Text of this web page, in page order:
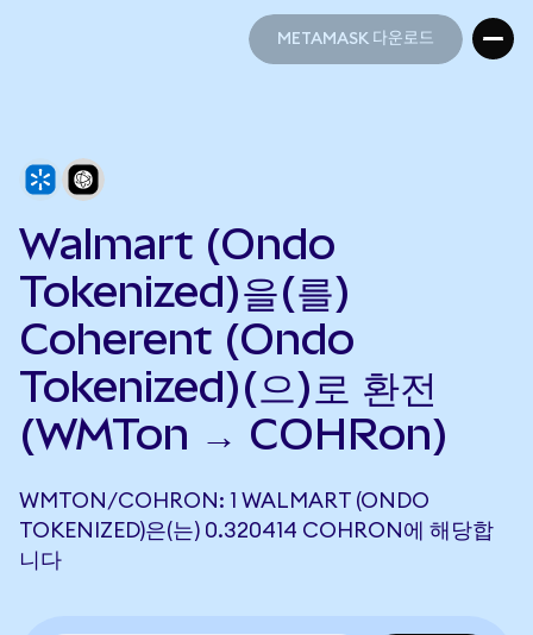
METAMASK 다운로드
Walmart (Ondo
Tokenized)을(를)
Coherent (Ondo
Tokenized)(으)로 환전
(WMTon → COHRon)
WMTON/COHRON: 1 WALMART (ONDO
TOKENIZED)은(는) 0.320414 COHRON에 해당합
니다